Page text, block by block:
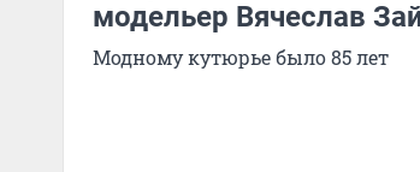
модельер Вячеслав
Модному кутюрье было 85 лет